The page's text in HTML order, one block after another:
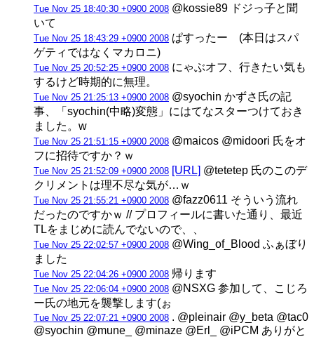
Tue Nov 25 18:40:30 +0900 2008 @kossie89 ドジっ子と聞
いて
Tue Nov 25 18:43:29 +0900 2008 ぱすったー (本日はスパ
ゲティではなくマカロニ)
Tue Nov 25 20:52:25 +0900 2008 にゃぶオフ、行きたい気も
するけど時期的に無理。
Tue Nov 25 21:25:13 +0900 2008 @syochin かずさ氏の記
事、「syochin(中略)変態」にはてなスターつけておき
ました。w
Tue Nov 25 21:51:15 +0900 2008 @maicos @midoori 氏をオ
フに招待ですか？ｗ
Tue Nov 25 21:52:09 +0900 2008 [URL] @tetetep 氏のこのデ
クリメントは理不尽な気が…ｗ
Tue Nov 25 21:55:21 +0900 2008 @fazz0611 そういう流れ
だったのですかｗ // プロフィールに書いた通り、最近
TLをまじめに読んでないので、、
Tue Nov 25 22:02:57 +0900 2008 @Wing_of_Blood ふぁぼり
ました
Tue Nov 25 22:04:26 +0900 2008 帰ります
Tue Nov 25 22:06:04 +0900 2008 @NSXG 参加して、こじろ
ー氏の地元を襲撃します(ぉ
Tue Nov 25 22:07:21 +0900 2008 . @pleinair @y_beta @tac0
@syochin @mune_ @minaze @Erl_ @iPCM ありがと